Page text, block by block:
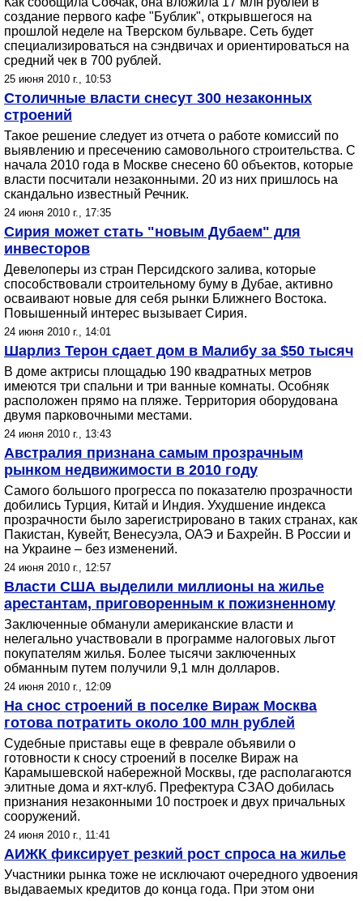
создание первого кафе "Бублик", открывшегося на
прошлой неделе на Тверском бульваре. Сеть будет
специализироваться на сэндвичах и ориентироваться на
средний чек в 700 рублей.
25 июня 2010 г., 10:53
Столичные власти снесут 300 незаконных
строений
Такое решение следует из отчета о работе комиссий по
выявлению и пресечению самовольного строительства. С
начала 2010 года в Москве снесено 60 объектов, которые
власти посчитали незаконными. 20 из них пришлось на
скандально известный Речник.
24 июня 2010 г., 17:35
Сирия может стать "новым Дубаем" для
инвесторов
Девелоперы из стран Персидского залива, которые
способствовали строительному буму в Дубае, активно
осваивают новые для себя рынки Ближнего Востока.
Повышенный интерес вызывает Сирия.
24 июня 2010 г., 14:01
Шарлиз Терон сдает дом в Малибу за $50 тысяч
В доме актрисы площадью 190 квадратных метров
имеются три спальни и три ванные комнаты. Особняк
расположен прямо на пляже. Территория оборудована
двумя парковочными местами.
24 июня 2010 г., 13:43
Австралия признана самым прозрачным
рынком недвижимости в 2010 году
Самого большого прогресса по показателю прозрачности
добились Турция, Китай и Индия. Ухудшение индекса
прозрачности было зарегистрировано в таких странах, как
Пакистан, Кувейт, Венесуэла, ОАЭ и Бахрейн. В России и
на Украине – без изменений.
24 июня 2010 г., 12:57
Власти США выделили миллионы на жилье
арестантам, приговоренным к пожизненному
Заключенные обманули американские власти и
нелегально участвовали в программе налоговых льгот
покупателям жилья. Более тысячи заключенных
обманным путем получили 9,1 млн долларов.
24 июня 2010 г., 12:09
На снос строений в поселке Вираж Москва
готова потратить около 100 млн рублей
Судебные приставы еще в феврале объявили о
готовности к сносу строений в поселке Вираж на
Карамышевской набережной Москвы, где располагаются
элитные дома и яхт-клуб. Префектура СЗАО добилась
признания незаконными 10 построек и двух причальных
сооружений.
24 июня 2010 г., 11:41
АИЖК фиксирует резкий рост спроса на жилье
Участники рынка тоже не исключают очередного удвоения
выдаваемых кредитов до конца года. При этом они